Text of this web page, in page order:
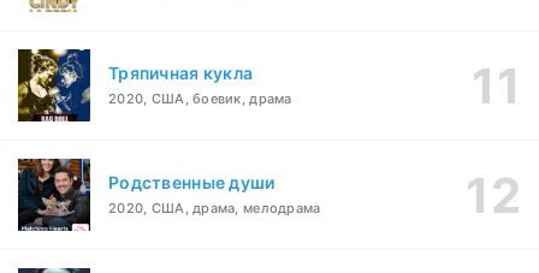
Тряпичная кукла
2020, США, боевик, драма
Родственные души
2020, США, драма, мелодрама